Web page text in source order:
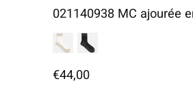
021140938 MC ajourée
€44,00